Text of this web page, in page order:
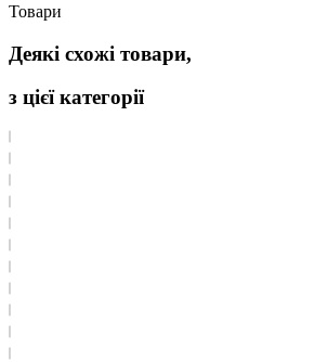
Товари
Деякі схожі товари,
з цієї категорії